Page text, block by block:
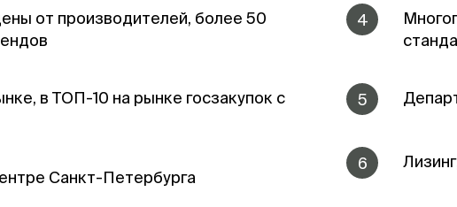
от производителей, более 50
в ТОП-10 на рынке госзакупок с
Санкт-Петербурга
4
5
6